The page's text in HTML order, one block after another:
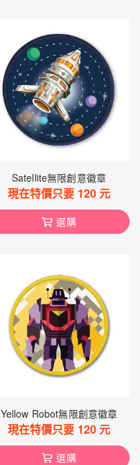
Satellite無限創意徽章
現在特價只要 120 元
選購
Yellow Robot無限創意徽章
現在特價只要 120 元
選購